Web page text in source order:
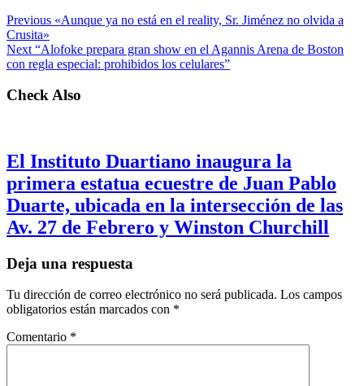
Previous «Aunque ya no está en el reality, Sr. Jiménez no olvida a
Crusita»
Next “Alofoke prepara gran show en el Agannis Arena de Boston
con regla especial: prohibidos los celulares”
Check Also
El Instituto Duartiano inaugura la
primera estatua ecuestre de Juan Pablo
Duarte, ubicada en la intersección de las
Av. 27 de Febrero y Winston Churchill
Deja una respuesta
Tu dirección de correo electrónico no será publicada. Los campos
obligatorios están marcados con *
Comentario *